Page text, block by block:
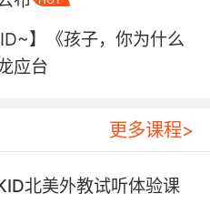
】《孩子，你为什么
应台
更多课程>
北美外教试听体验课